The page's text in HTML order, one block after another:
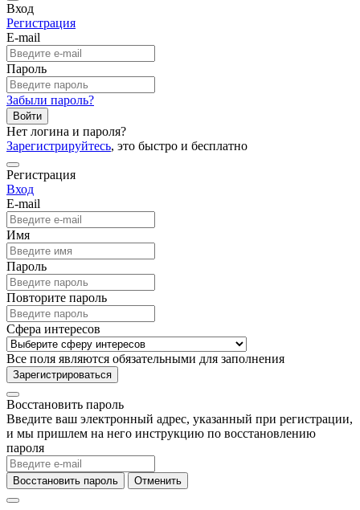
Вход
Регистрация
E-mail
Пароль
Забыли пароль?
Войти
Нет логина и пароля?
Зарегистрируйтесь, это быстро и бесплатно
Регистрация
Вход
E-mail
Имя
Пароль
Повторите пароль
Сфера интересов
Все поля являются обязательными для заполнения
Зарегистрироваться
Восстановить пароль
Введите ваш электронный адрес, указанный при регистрации,
и мы пришлем на него инструкцию по восстановлению
пароля
Восстановить пароль Отменить